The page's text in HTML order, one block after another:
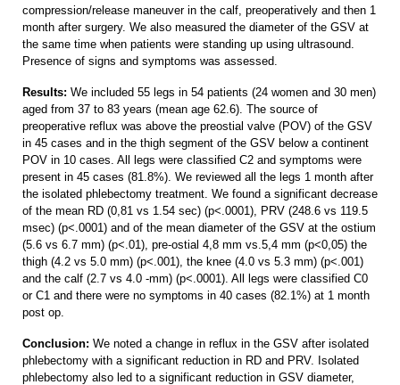
compression/release maneuver in the calf, preoperatively and then 1
month after surgery. We also measured the diameter of the GSV at
the same time when patients were standing up using ultrasound.
Presence of signs and symptoms was assessed.
Results: We included 55 legs in 54 patients (24 women and 30 men)
aged from 37 to 83 years (mean age 62.6). The source of
preoperative reflux was above the preostial valve (POV) of the GSV
in 45 cases and in the thigh segment of the GSV below a continent
POV in 10 cases. All legs were classified C2 and symptoms were
present in 45 cases (81.8%). We reviewed all the legs 1 month after
the isolated phlebectomy treatment. We found a significant decrease
of the mean RD (0,81 vs 1.54 sec) (p<.0001), PRV (248.6 vs 119.5
msec) (p<.0001) and of the mean diameter of the GSV at the ostium
(5.6 vs 6.7 mm) (p<.01), pre-ostial 4,8 mm vs.5,4 mm (p<0,05) the
thigh (4.2 vs 5.0 mm) (p<.001), the knee (4.0 vs 5.3 mm) (p<.001)
and the calf (2.7 vs 4.0 ‑mm) (p<.0001). All legs were classified C0
or C1 and there were no symptoms in 40 cases (82.1%) at 1 month
post op.
Conclusion: We noted a change in reflux in the GSV after isolated
phlebectomy with a significant reduction in RD and PRV. Isolated
phlebectomy also led to a significant reduction in GSV diameter,